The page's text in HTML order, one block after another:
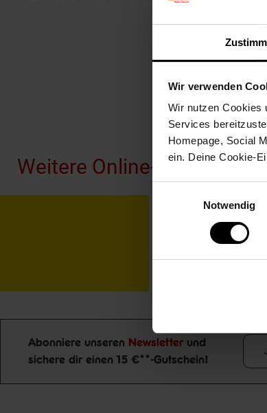
Wir verwenden
Wir nutzen Cookies
Services
Homepage, Social
ein. Deine Cookie-
Notwendig
Weitere Online-Angebote
Netto Reisen
Newsletter Anmeldung
Abonniere unseren Newsletter und
sichere dir einen 15 €**-Gutschein!